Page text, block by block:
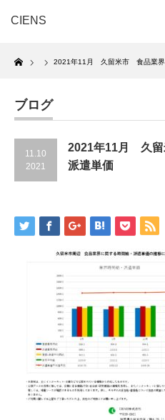
CIENS
Home
2021年11月 久留米市 食品業
ブログ
11.10
2021
2021年11月 久
派遣単価